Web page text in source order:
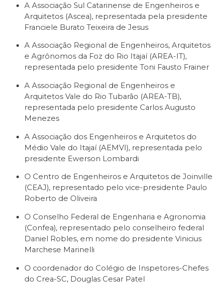
A Associação Sul Catarinense de Engenheiros e
Arquitetos (Ascea), representada pela presidente
Franciele Burato Teixeira de Jesus
A Associação Regional de Engenheiros, Arquitetos
e Agrônomos da Foz do Rio Itajaí (AREA-IT),
representada pelo presidente Toni Fausto Frainer
A Associação Regional de Engenheiros e
Arquitetos Vale do Rio Tubarão (AREA-TB),
representada pelo presidente Carlos Augusto
Menezes
A Associação dos Engenheiros e Arquitetos do
Médio Vale do Itajaí (AEMVI), representada pelo
presidente Ewerson Lombardi
O Centro de Engenheiros e Arquitetos de Joinville
(CEAJ), representado pelo vice-presidente Paulo
Roberto de Oliveira
O Conselho Federal de Engenharia e Agronomia
(Confea), representado pelo conselheiro federal
Daniel Robles, em nome do presidente Vinicius
Marchese Marinelli
O coordenador do Colégio de Inspetores-Chefes
do Crea-SC, Douglas Cesar Patel